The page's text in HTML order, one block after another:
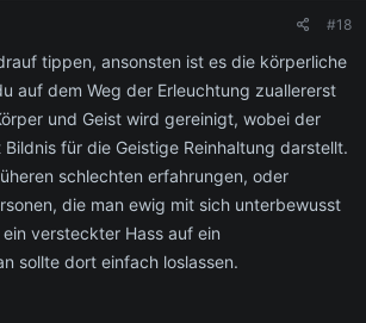
#18
tippen, ansonsten ist es die körperliche
auf dem Weg der Erleuchtung zuallererst
und Geist wird gereinigt, wobei der
Bildnis für die Geistige Reinhaltung darstellt.
schlechten erfahrungen, oder
die man ewig mit sich unterbewusst
versteckter Hass auf ein
sollte dort einfach loslassen.